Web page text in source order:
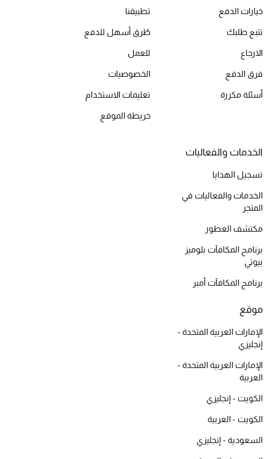
الحقائب النسائية
حقائب رجالية
تسوقوا الحقائب
الموسم الجديد
أحذية النسائية
تشكيلة الأحذية
الأحذية الرجالية
أحذية للأطفال
أبرز المصممين
خيارات الدفع
تتبع طلبك
الارجاع
فرق الدفع
أسئلة مكررة
تطبيقنا
طُرق أسهل للدفع
للعمل
الخصوصيات
تعليمات الاستخدام
خريطة الموقع
الخدمات والفعاليات
تسجيل الهدايا
الخدمات والفعاليات في
المتجر
مكتشف العطور
برنامج المكافآت بلوميز
بيوتي
برنامج المكافآت أمبر
موقع
الإمارات العربية المتحدة -
إنجليزي
الإمارات العربية المتحدة -
العربية
الكويت - إنجليزي
الكويت - العربية
السعودية - إنجليزي